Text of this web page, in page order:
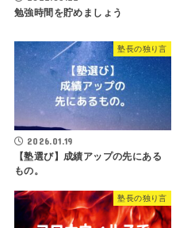
勉強時間を貯めましょう
塾長の独り言
2026.01.19
【塾選び】成績アップの先にある
もの。
塾長の独り言